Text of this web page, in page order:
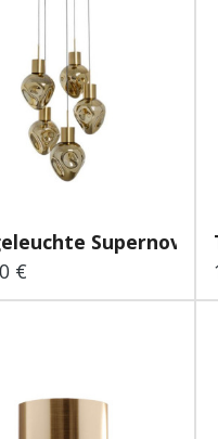
Supernova
Preis:
€